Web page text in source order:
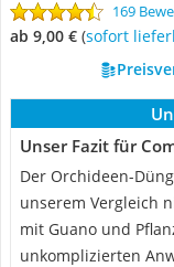
169
ab 9,00 € ( Sofort
Unser Fazit für
Der Orchideen-
unserem Vergleich
mit Guano und
unkomplizierten